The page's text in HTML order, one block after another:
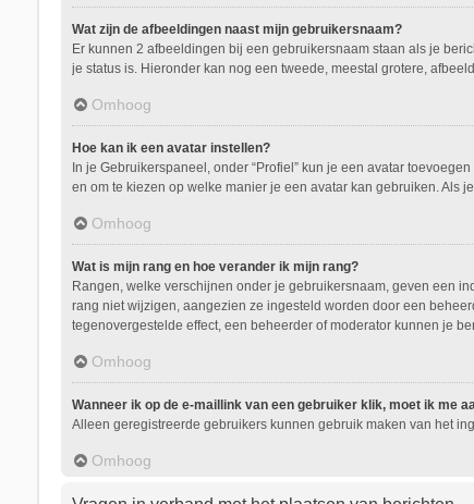
Wat zijn de afbeeldingen naast mijn gebruikersnaam?
Er kunnen 2 afbeeldingen bij een gebruikersnaam staan als je
je status is. Hieronder kan nog een tweede, meestal grotere,
Omhoog
Hoe kan ik een avatar instellen?
In je Gebruikerspaneel, onder “Profiel” kun je een avatar
en om te kiezen op welke manier je een avatar kan gebruiken. Als
Omhoog
Wat is mijn rang en hoe verander ik mijn rang?
Rangen, welke verschijnen onder je gebruikersnaam, geven een
rang niet wijzigen, aangezien ze ingesteld worden door een
tegenovergestelde effect, een beheerder of moderator kunnen je
Omhoog
Wanneer ik op de e-maillink van een gebruiker klik, moet ik me
Alleen geregistreerde gebruikers kunnen gebruik maken van het
Omhoog